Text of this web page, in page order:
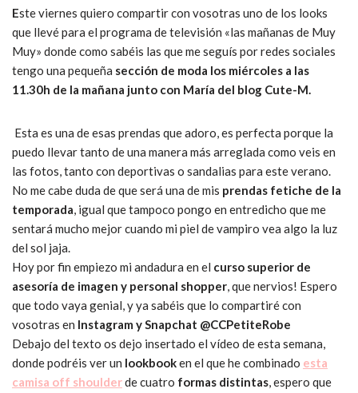
Este viernes quiero compartir con vosotras uno de los looks
que llevé para el programa de televisión «las mañanas de Muy
Muy» donde como sabéis las que me seguís por redes sociales
tengo una pequeña sección de moda los miércoles a las
11.30h de la mañana junto con María del blog Cute-M.
Esta es una de esas prendas que adoro, es perfecta porque la
puedo llevar tanto de una manera más arreglada como veis en
las fotos, tanto con deportivas o sandalias para este verano.
No me cabe duda de que será una de mis prendas fetiche de la
temporada, igual que tampoco pongo en entredicho que me
sentará mucho mejor cuando mi piel de vampiro vea algo la luz
del sol jaja.
Hoy por fin empiezo mi andadura en el curso superior de
asesoría de imagen y personal shopper, que nervios! Espero
que todo vaya genial, y ya sabéis que lo compartiré con
vosotras en Instagram y Snapchat @CCPetiteRobe
Debajo del texto os dejo insertado el vídeo de esta semana,
donde podréis ver un lookbooken el que he combinado esta
camisa off shoulderde cuatro formas distintas, espero que